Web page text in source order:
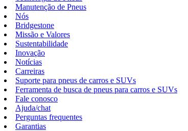
Manutenção de Pneus
Nós
Bridgestone
Missão e Valores
Sustentabilidade
Inovação
Notícias
Carreiras
Suporte para pneus de carros e SUVs
Ferramenta de busca de pneus para carros e SUVs
Fale conosco
Ajuda/chat
Perguntas frequentes
Garantias